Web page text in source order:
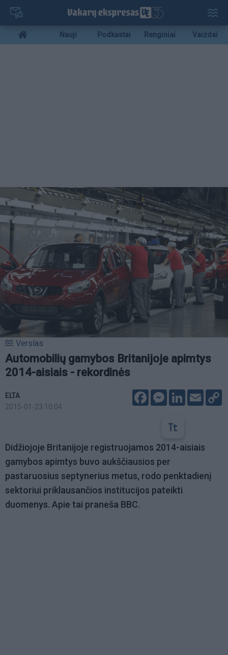
Pereiti
pagrindinį
turinį
Mobile
menu
Nauji Podkastai Renginiai Vaizdai
Verslas
Automobilių gamybos Britanijoje apimtys
2014-aisiais - rekordinės
ELTA
2015-01-23 10:04
FacebookMessenger
LinkedIn
Email
Didžiojoje Britanijoje registruojamos 2014-aisiais
gamybos apimtys buvo aukščiausios per
pastaruosius septynerius metus, rodo penktadienį
sektoriui priklausančios institucijos pateikti
duomenys. Apie tai praneša BBC.